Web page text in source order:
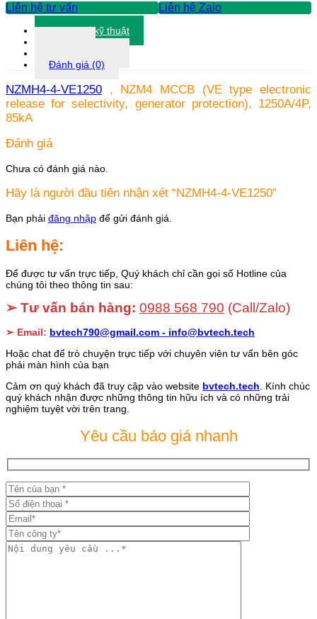
Liên hệ tư vấn Liên hệ Zalo
Thông số kỹ thuật
Đánh giá (0)
NZMH4-4-VE1250 , NZM4 MCCB (VE type electronic
release for selectivity, generator protection), 1250A/4P,
85kA
Đánh giá
Chưa có đánh giá nào.
Hãy là người đầu tiên nhận xét “NZMH4-4-VE1250”
Bạn phải đăng nhập để gửi đánh giá.
Liên hệ:
Để được tư vấn trực tiếp, Quý khách chỉ cần gọi số Hotline của
chúng tôi theo thông tin sau:
➢ Tư vấn bán hàng: 0988 568 790 (Call/Zalo)
➢ Email: bvtech790@gmail.com - info@bvtech.tech
Hoặc chat để trò chuyện trực tiếp với chuyên viên tư vấn bên góc
phải màn hình của bạn
Cảm ơn quý khách đã truy cập vào website bvtech.tech. Kính chúc
quý khách nhận được những thông tin hữu ích và có những trải
nghiệm tuyệt vời trên trang.
Yêu cầu báo giá nhanh